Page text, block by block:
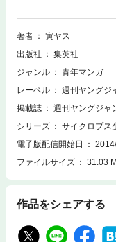
著者
寅ヤス
出版社
集英社
ジャンル
青年マンガ
レーベル
週刊ヤングジ
掲載誌
週刊ヤングジャ
シリーズ
サイクロプス
電子版配信開始日
ファイルサイズ
31.03
作品をシェアする